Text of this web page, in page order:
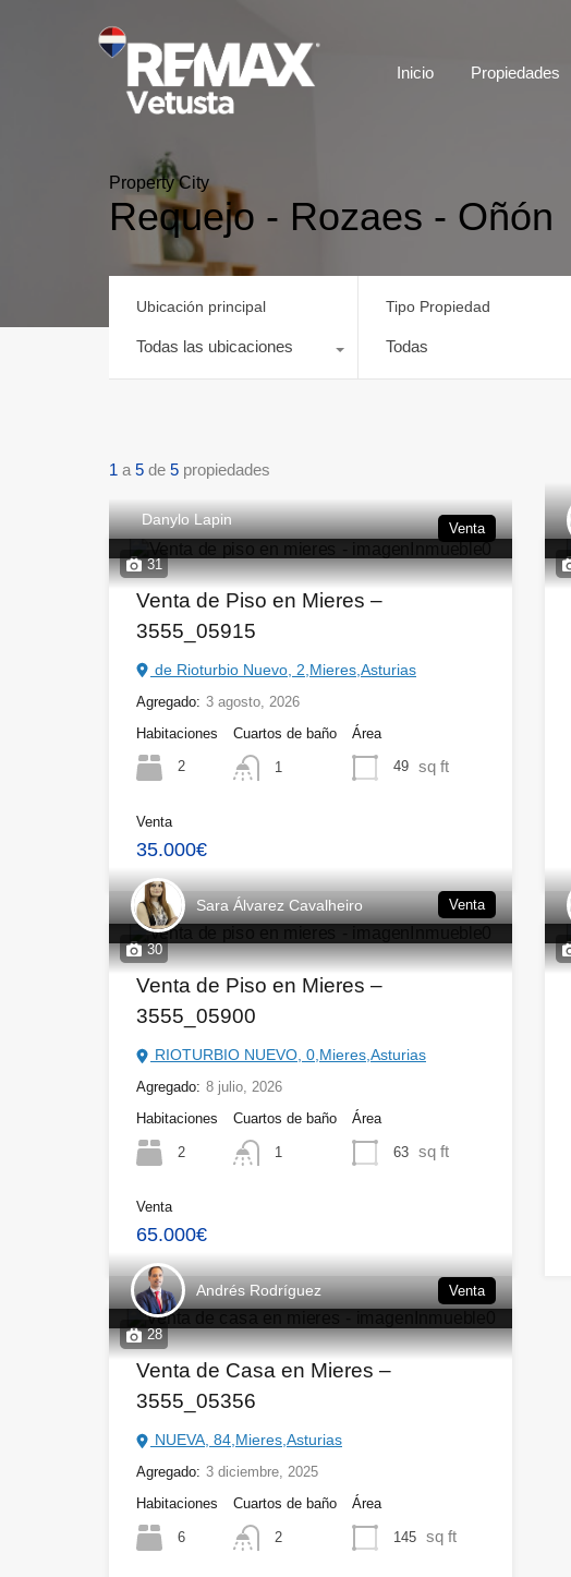
Inicio Propiedades
Property City
Requejo - Rozaes - Oñón
Ubicación principal
Todas las ubicaciones
Tipo Propiedad
Todas
1 a 5 de 5 propiedades
31
Danylo Lapin
Venta
Venta de Piso en Mieres –
3555_05915
de Rioturbio Nuevo, 2,Mieres,Asturias
Agregado: 3 agosto, 2026
Habitaciones
2
Cuartos de baño
1
Área
49 sq ft
Venta
35.000€
30
Sara Álvarez Cavalheiro Venta
Venta de Piso en Mieres –
3555_05900
RIOTURBIO NUEVO, 0,Mieres,Asturias
Agregado: 8 julio, 2026
Habitaciones
2
Cuartos de baño
1
Área
63 sq ft
Venta
65.000€
28
Andrés Rodríguez Venta
Venta de Casa en Mieres –
3555_05356
NUEVA, 84,Mieres,Asturias
Agregado: 3 diciembre, 2025
Habitaciones
6
Cuartos de baño
2
Área
145 sq ft